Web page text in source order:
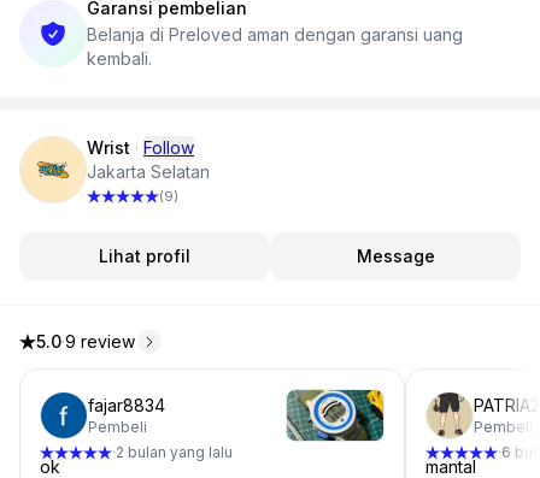
Garansi pembelian
Belanja di Preloved aman dengan garansi uang
kembali.
Wrist · Follow
Jakarta Selatan
(9)
Lihat profil Message
5.0 dari 5 bintang, dari 9 ulasan
5.0·9 review
fajar8834
Pembeli
·2 bulan yang lalu
ok
Pembeli
·6
mantal